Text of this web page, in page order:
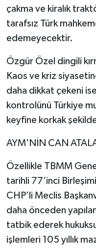
çakma ve kiralık
tarafsız Türk
edemeyecektir.
Özgür Özel dingili
Kaos ve kriz
daha dikkat çekeni
kontrolünü Türkiye
keyfine korkak
AYM'NİN CAN
Özellikle TBMM
tarihli 77’inci
CHP’li Meclis
daha önceden
tatbik ederek
işlemleri 105 yıllık